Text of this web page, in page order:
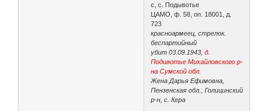
с, с. Подывотье
ЦАМО, ф. 58, оп. 18001, д.
723
красноармеец, стрелок.
беспартийный
убит 03.09.1943,д.
Подивотье Михайловского р-
на Сумской обл
Жена Дарья Ефимовна,
Пензенская обл., Голицинский
р-н, с. Кера